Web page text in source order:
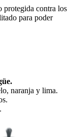
protegida contra los
para poder
naranja y lima.